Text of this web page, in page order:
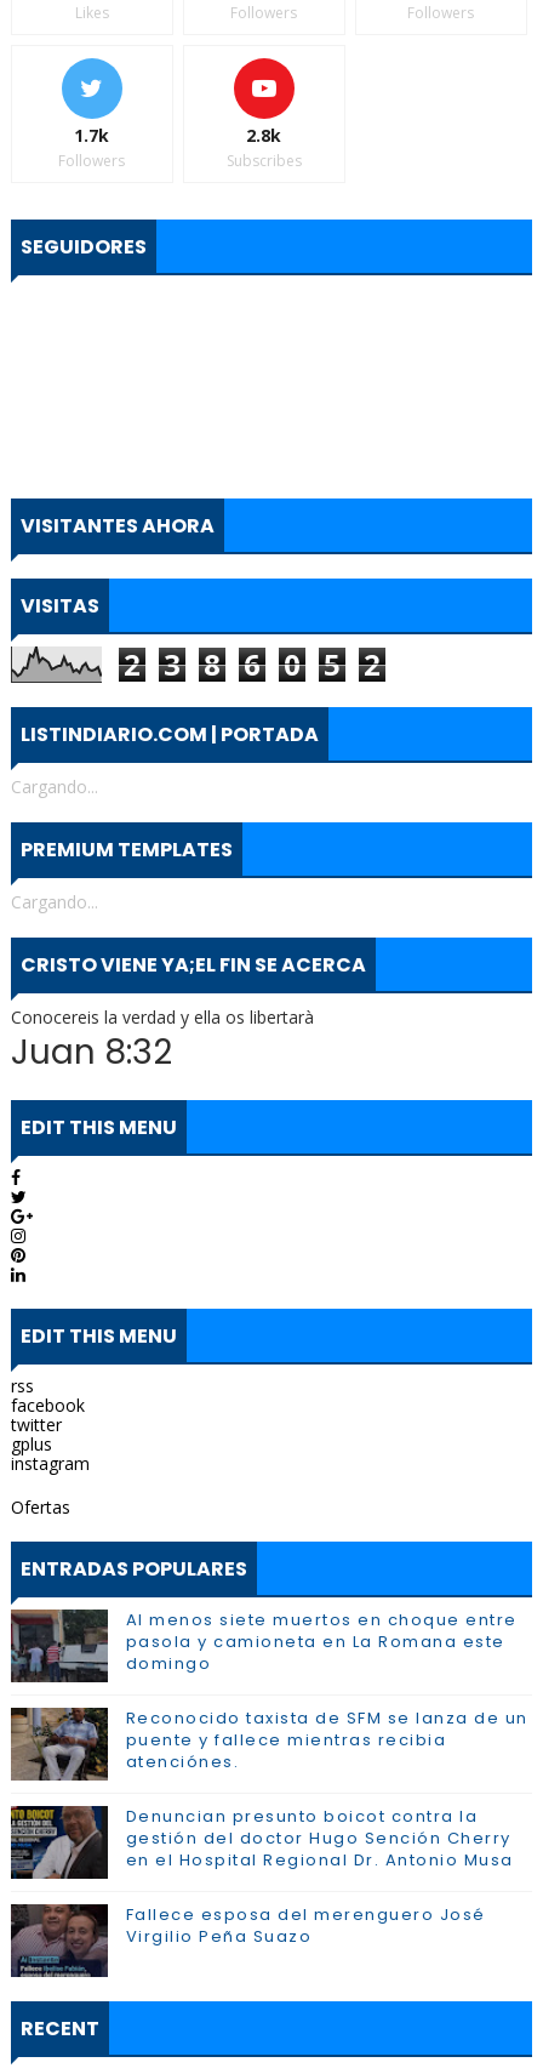
Likes Followers Followers
1.7k
Followers
2.8k
Subscribes
SEGUIDORES
VISITANTES AHORA
VISITAS
2 3 8 6 0 5 2
LISTINDIARIO.COM | PORTADA
Cargando...
PREMIUM TEMPLATES
Cargando...
CRISTO VIENE YA;EL FIN SE ACERCA
Conocereis la verdad y ella os libertarà
Juan 8:32
EDIT THIS MENU
EDIT THIS MENU
rss
facebook
twitter
gplus
instagram
Ofertas
ENTRADAS POPULARES
Al menos siete muertos en choque entre
pasola y camioneta en La Romana este
domingo
Reconocido taxista de SFM se lanza de un
puente y fallece mientras recibia
atenciónes.
Denuncian presunto boicot contra la
gestión del doctor Hugo Sención Cherry
en el Hospital Regional Dr. Antonio Musa
Fallece esposa del merenguero José
Virgilio Peña Suazo
RECENT